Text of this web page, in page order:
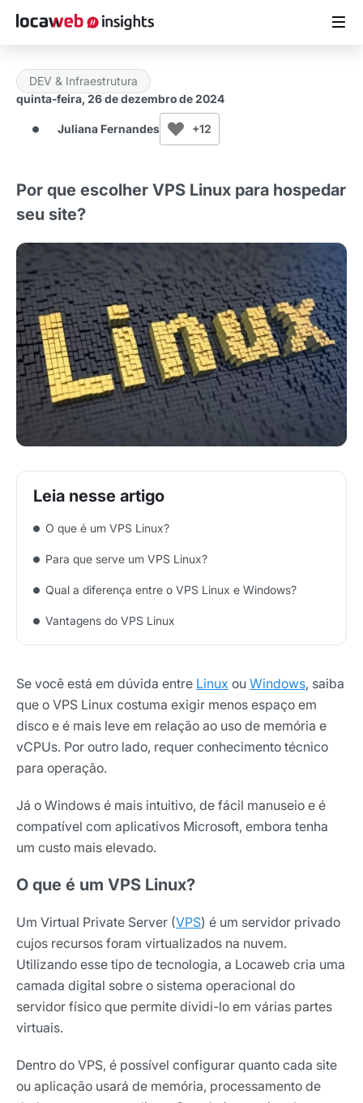
ARTIGOS
MATERIAIS GRATUITOS
ESTUDOS
LOCAWEB.COM.BR
DEV & Infraestrutura
quinta-feira, 26 de dezembro de 2024
Juliana Fernandes +12
Por que escolher VPS Linux para hospedar
seu site?
O que é um VPS Linux?
Para que serve um VPS Linux?
Qual a diferença entre o VPS Linux e Windows?
Vantagens do VPS Linux
Se você está em dúvida entre Linux ou Windows, saiba
que o VPS Linux costuma exigir menos espaço em
disco e é mais leve em relação ao uso de memória e
vCPUs. Por outro lado, requer conhecimento técnico
para operação.
Já o Windows é mais intuitivo, de fácil manuseio e é
compatível com aplicativos Microsoft, embora tenha
um custo mais elevado.
O que é um VPS Linux?
Um Virtual Private Server (VPS) é um servidor privado
cujos recursos foram virtualizados na nuvem.
Utilizando esse tipo de tecnologia, a Locaweb cria uma
camada digital sobre o sistema operacional do
servidor físico que permite dividi-lo em várias partes
virtuais.
Dentro do VPS, é possível configurar quanto cada site
ou aplicação usará de memória, processamento de